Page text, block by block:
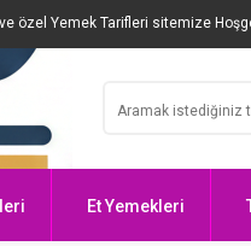
özel Yemek Tarifleri sitemize
Et Yemekleri